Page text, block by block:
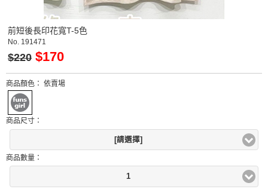
前短後長印花寬T-5色
No. 191471
$220 $170
商品顏色： 依賣場
商品尺寸：
[請選擇]
商品數量：
1